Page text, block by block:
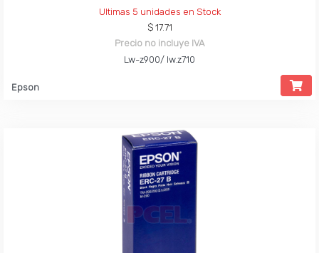
Ultimas 5 unidades en Stock
$ 17.71
Precio no incluye IVA
Lw-z900/ lw.z710
Epson